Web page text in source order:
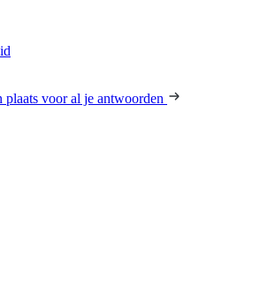
plaats voor al je antwoorden